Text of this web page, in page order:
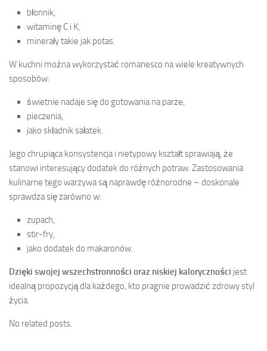
błonnik,
witaminę C i K,
minerały takie jak potas.
W kuchni można wykorzystać romanesco na wiele kreatywnych
sposobów:
świetnie nadaje się do gotowania na parze,
pieczenia,
jako składnik sałatek.
Jego chrupiąca konsystencja i nietypowy kształt sprawiają, że
stanowi interesujący dodatek do różnych potraw. Zastosowania
kulinarne tego warzywa są naprawdę różnorodne – doskonale
sprawdza się zarówno w:
zupach,
stir-fry,
jako dodatek do makaronów.
Dzięki swojej wszechstronności oraz niskiej kaloryczności jest
idealną propozycją dla każdego, kto pragnie prowadzić zdrowy styl
życia.
No related posts.